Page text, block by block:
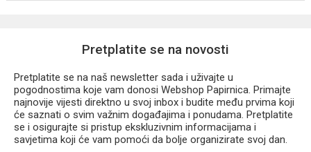
Pretplatite se na novosti
Pretplatite se na naš newsletter sada i uživajte u
pogodnostima koje vam donosi Webshop Papirnica. Primajte
najnovije vijesti direktno u svoj inbox i budite među prvima koji
će saznati o svim važnim događajima i ponudama. Pretplatite
se i osigurajte si pristup ekskluzivnim informacijama i
savjetima koji će vam pomoći da bolje organizirate svoj dan.